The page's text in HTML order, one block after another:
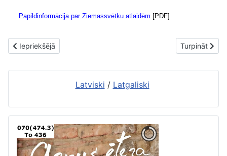
Papildinformācija par Ziemassvētku atlaidēm [PDF]
Iepriekšējais raksts: Atlaides parādniekiem
Iepriekšējā Nākamais
Turpināt
Latviski / Latgaliski